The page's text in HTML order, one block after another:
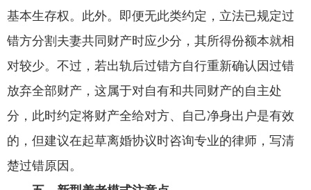
基本生存权。此外。即便无此类约定，立法已规定过
错方分割夫妻共同财产时应少分，其所得份额本就相
对较少。不过，若出轨后过错方自行重新确认因过错
放弃全部财产，这属于对自有和共同财产的自主处
分，此时约定将财产全给对方、自己净身出户是有效
的，但建议在起草离婚协议时咨询专业的律师，写清
楚过错原因。